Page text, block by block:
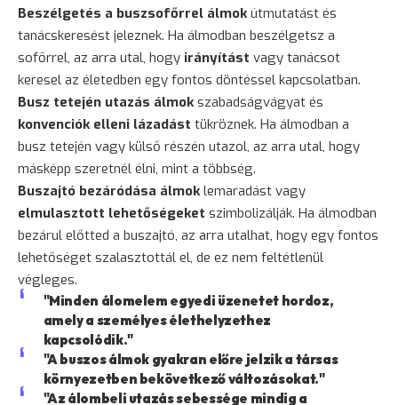
Beszélgetés a buszsofőrrel álmokútmutatást és
tanácskeresést jeleznek. Ha álmodban beszélgetsz a
sofőrrel, az arra utal, hogy irányítást vagy tanácsot
keresel az életedben egy fontos döntéssel kapcsolatban.
Busz tetején utazás álmokszabadságvágyat és
konvenciók elleni lázadást tükröznek. Ha álmodban a
busz tetején vagy külső részén utazol, az arra utal, hogy
másképp szeretnél élni, mint a többség.
Buszajtó bezáródása álmoklemaradást vagy
elmulasztott lehetőségeket szimbolizálják. Ha álmodban
bezárul előtted a buszajtó, az arra utalhat, hogy egy fontos
lehetőséget szalasztottál el, de ez nem feltétlenül
végleges.
"Minden álomelem egyedi üzenetet hordoz,
amely a személyes élethelyzethez
kapcsolódik."
"A buszos álmok gyakran előre jelzik a társas
környezetben bekövetkező változásokat."
"Az álombeli utazás sebessége mindig a